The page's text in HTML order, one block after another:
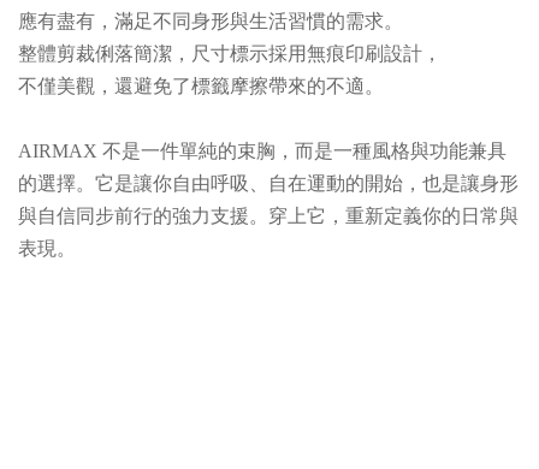
應有盡有，滿足不同身形與生活習慣的需求。
整體剪裁俐落簡潔，尺寸標示採用無痕印刷設計，
不僅美觀，還避免了標籤摩擦帶來的不適。
AIRMAX 不是一件單純的束胸，而是一種風格與功能兼具
的選擇。它是讓你自由呼吸、自在運動的開始，也是讓身形
與自信同步前行的強力支援。穿上它，重新定義你的日常與
表現。